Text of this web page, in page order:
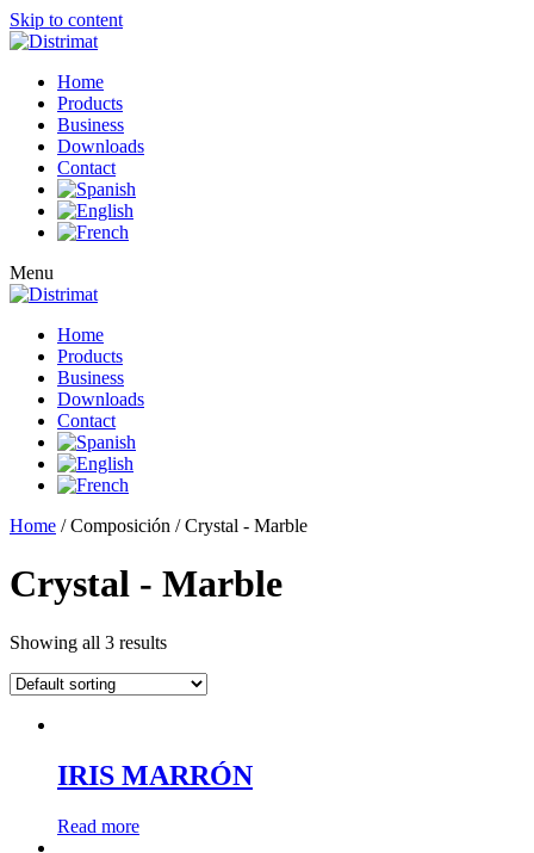
Skip to content
Home
Products
Business
Downloads
Contact
Menu
Home
Products
Business
Downloads
Contact
Home / Composición / Crystal - Marble
Crystal - Marble
Showing all 3 results
IRIS MARRÓN
Read more